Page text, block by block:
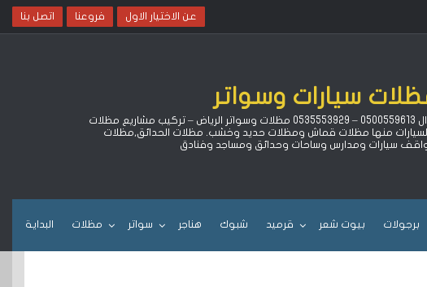
عن الاختيار الاول فروعنا اتصل بنا
سيارات وسواتر
لتركيب مظلات سيارات كهربائية متحركة بالريموت وهناجر ومستودعات وبيوت شعر وقرميد بالرياض خصم 15% ‏وضمان 10 سنوات جوال 0500559613 – 0535553929 مظلات وسواتر الرياض – تركيب مشاريع مظلات
منها مظلات قماش ومظلات حديد وخشب. مظلات الحدائق,مظلات
سيارات ومدارس وساحات وحدائق ومساجد وفنادق
البداية مظلات سواتر هناجر شبوك قرميد بيوت شعر برجولات